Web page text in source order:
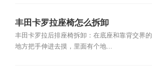
丰田卡罗拉座椅怎么拆卸
丰田卡罗拉后排座椅拆卸：在底座和靠背交界的
地方把手伸进去摸，里面有个地...